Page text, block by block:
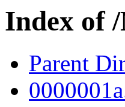
Index of
Parent